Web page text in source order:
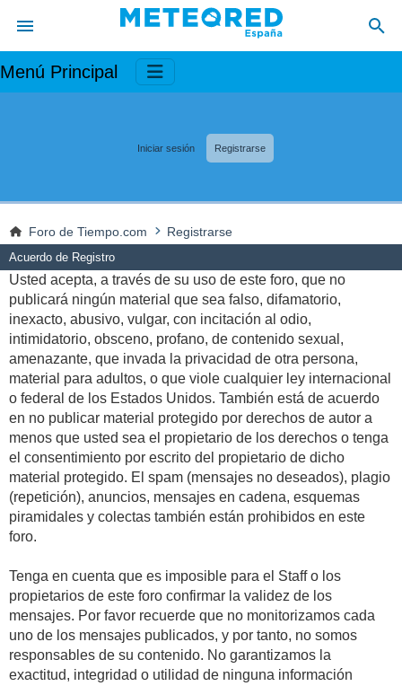
Menú Principal
Iniciar sesión Registrarse
Foro de Tiempo.com Registrarse
Acuerdo de Registro
Usted acepta, a través de su uso de este foro, que no
publicará ningún material que sea falso, difamatorio,
inexacto, abusivo, vulgar, con incitación al odio,
intimidatorio, obsceno, profano, de contenido sexual,
amenazante, que invada la privacidad de otra persona,
material para adultos, o que viole cualquier ley internacional
o federal de los Estados Unidos. También está de acuerdo
en no publicar material protegido por derechos de autor a
menos que usted sea el propietario de los derechos o tenga
el consentimiento por escrito del propietario de dicho
material protegido. El spam (mensajes no deseados), plagio
(repetición), anuncios, mensajes en cadena, esquemas
piramidales y colectas también están prohibidos en este
foro.
Tenga en cuenta que es imposible para el Staff o los
propietarios de este foro confirmar la validez de los
mensajes. Por favor recuerde que no monitorizamos cada
uno de los mensajes publicados, y por tanto, no somos
responsables de su contenido. No garantizamos la
exactitud, integridad o utilidad de ninguna información